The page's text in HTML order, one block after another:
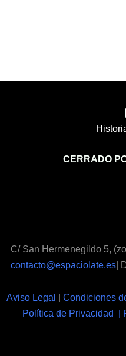
CERRADO
C/ San Hermenegildo 5,
contacto@espaciolate.es|
Aviso Legal | Condiciones
Política de Privacidad |